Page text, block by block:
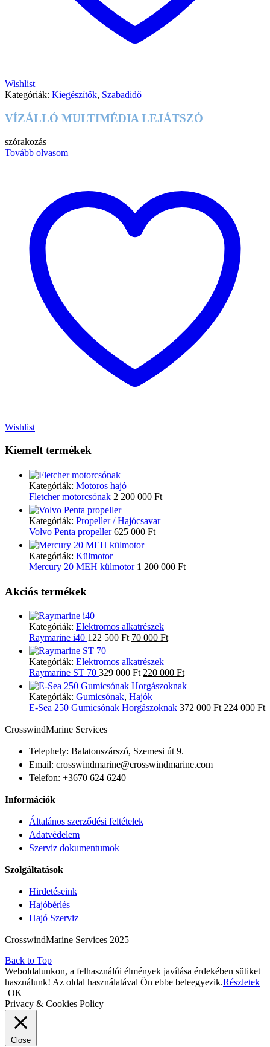
Wishlist
Kategóriák: Kiegészítők, Szabadidő
VÍZÁLLÓ MULTIMÉDIA LEJÁTSZÓ
szórakozás
Tovább olvasom
Wishlist
Kiemelt termékek
Kategóriák: Motoros hajó
Fletcher motorcsónak 2 200 000 Ft
Kategóriák: Propeller / Hajócsavar
Volvo Penta propeller625 000 Ft
Kategóriák: Külmotor
Mercury 20 MEH külmotor 1 200 000 Ft
Akciós termékek
Kategóriák: Elektromos alkatrészek
Raymarine i40 122 500Ft Original
was:
122
500 Ft.
70 000 FtCurrent
70
000 Ft.
Kategóriák: Elektromos alkatrészek
Raymarine ST 70 329 000Ft Original
price
was:
329
000 Ft.
220 000 FtCurrent
price
is:
220
Kategóriák: Gumicsónak, Hajók
E-Sea 250 Gumicsónak Horgászoknak 372 000Ft Original
224 000 Ft
CrosswindMarine Services
Telephely: Balatonszárszó, Szemesi út 9.
Email: crosswindmarine@crosswindmarine.com
Telefon: +3670 624 6240
Információk
Általános szerződési feltételek
Adatvédelem
Szerviz dokumentumok
Szolgáltatások
Hirdetéseink
Hajóbérlés
Hajó Szerviz
CrosswindMarine Services 2025
Back to Top
Weboldalunkon, a felhasználói élmények javítása érdekében sütiket
használunk! Az oldal használatával Ön ebbe beleegyezik.Részletek
OK
Privacy & Cookies Policy
Close